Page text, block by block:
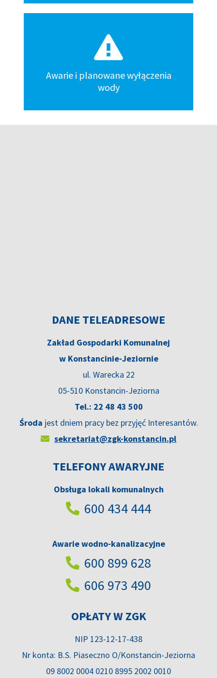
Awarie i planowane wyłączenia
wody
DANE TELEADRESOWE
Zakład Gospodarki Komunalnej
w Konstancinie-Jeziornie
ul. Warecka 22
05-510 Konstancin-Jeziorna
Tel.: 22 48 43 500
Środa jest dniem pracy bez przyjęć Interesantów.
sekretariat@zgk-konstancin.pl
TELEFONY AWARYJNE
Obsługa lokali komunalnych
600 434 444
Awarie wodno-kanalizacyjne
600 899 628
606 973 490
OPŁATY W ZGK
NIP 123-12-17-438
Nr konta: B.S. Piaseczno O/Konstancin-Jeziorna
09 8002 0004 0210 8995 2002 0010